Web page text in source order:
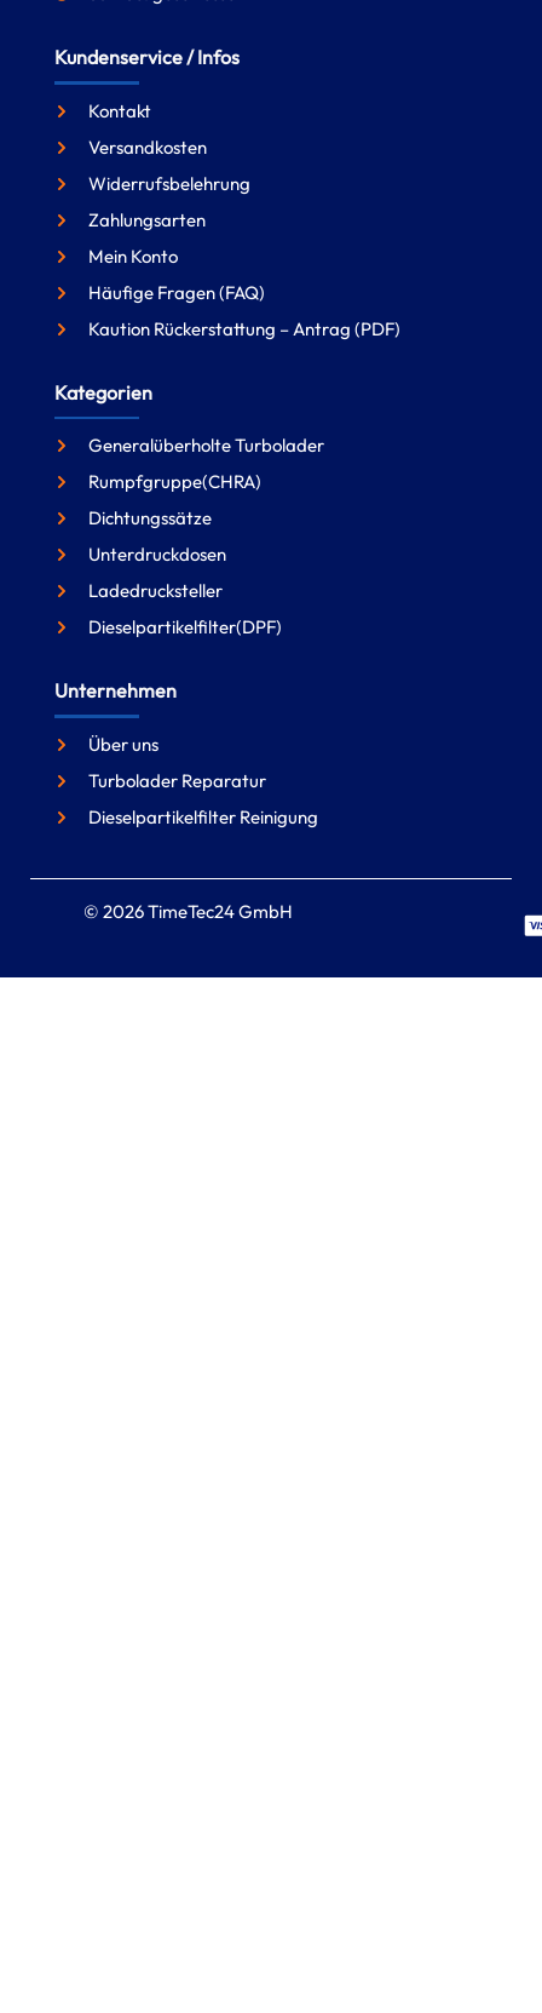
Kundenservice / Infos
Kontakt
Versandkosten
Widerrufsbelehrung
Zahlungsarten
Mein Konto
Häufige Fragen (FAQ)
Kaution Rückerstattung – Antrag (PDF)
Kategorien
Generalüberholte Turbolader
Rumpfgruppe(CHRA)
Dichtungssätze
Unterdruckdosen
Ladedrucksteller
Dieselpartikelfilter(DPF)
Unternehmen
Über uns
Turbolader Reparatur
Dieselpartikelfilter Reinigung
© 2026 TimeTec24 GmbH